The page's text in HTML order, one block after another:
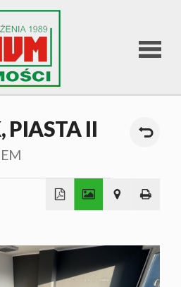
STRONA
OFERTA
PIASTA II